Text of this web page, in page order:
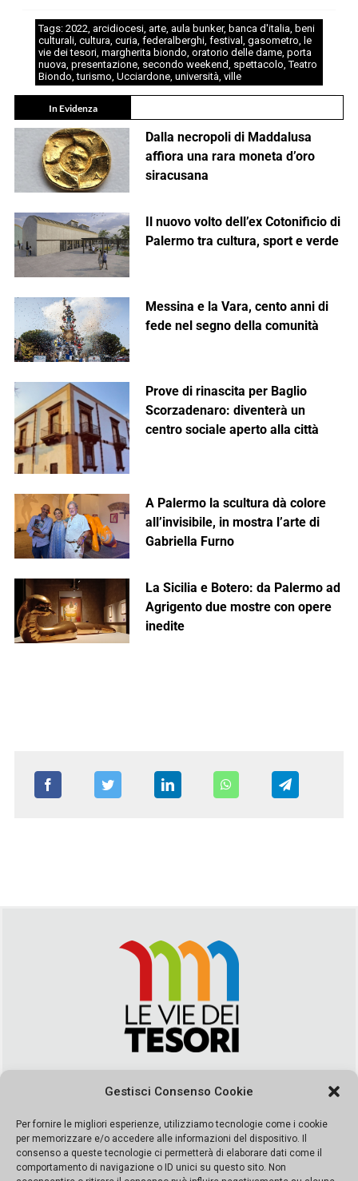
Gestisci Consenso Cookie
Per fornire le migliori esperienze, utilizziamo tecnologie come i cookie
per memorizzare e/o accedere alle informazioni del dispositivo. Il
consenso a queste tecnologie ci permetterà di elaborare dati come il
comportamento di navigazione o ID unici su questo sito. Non
Tags: 2022, arcidiocesi, arte, aula bunker, banca d'italia, beni
culturali, cultura, curia, federalberghi, festival , gasometro, le
vie dei tesori, margherita biondo, oratorio delle dame, porta
nuova, presentazione, secondo weekend, spettacolo,Teatro
Biondo,turismo, Ucciardone, università, ville
In Evidenza
Dalla necropoli di Maddalusa
affiora una rara moneta d’oro
siracusana
Il nuovo volto dell’ex Cotonificio di
Palermo tra cultura, sport e verde
Messina e la Vara, cento anni di
fede nel segno della comunità
Prove di rinascita per Baglio
Scorzadenaro: diventerà un
centro sociale aperto alla città
A Palermo la scultura dà colore
all’invisibile, in mostra l’arte di
Gabriella Furno
La Sicilia e Botero: da Palermo ad
Agrigento due mostre con opere
inedite
segreteria@leviedeitesori.it
Direttore ResponsabileMarcello Barbaro – Aut. del tribunale di
Palermo n. 19 del 2017 iscrizione al roc numero 37003 Editore